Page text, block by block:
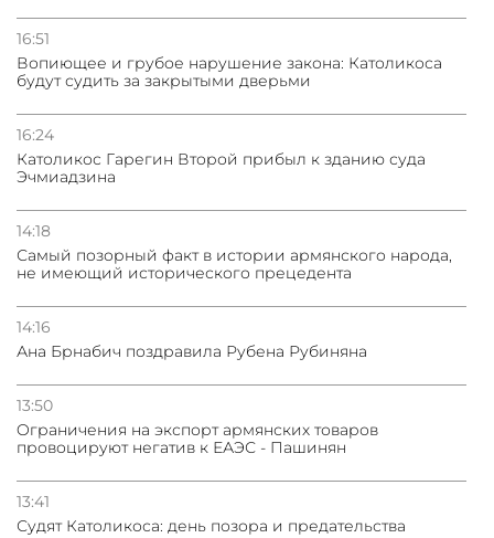
16:51
Вопиющее и грубое нарушение закона: Католикоса
будут судить за закрытыми дверьми
16:24
Католикос Гарегин Второй прибыл к зданию суда
Эчмиадзина
14:18
Самый позорный факт в истории армянского народа,
не имеющий исторического прецедента
14:16
Ана Брнабич поздравила Рубена Рубиняна
13:50
Oграничения на экспорт армянских товаров
провоцируют негатив к ЕАЭС - Пашинян
13:41
Судят Католикоса: день позора и предательства